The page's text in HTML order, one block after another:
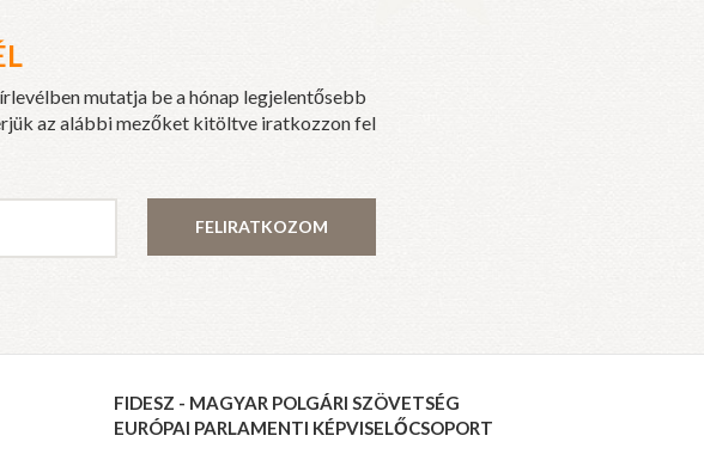
mutatja be a hónap legjelentősebb
az alábbi mezőket kitöltve iratkozzon fel
FELIRATKOZOM
FIDESZ - MAGYAR POLGÁRI SZÖVETSÉG
EURÓPAI PARLAMENTI KÉPVISELŐCSOPORT